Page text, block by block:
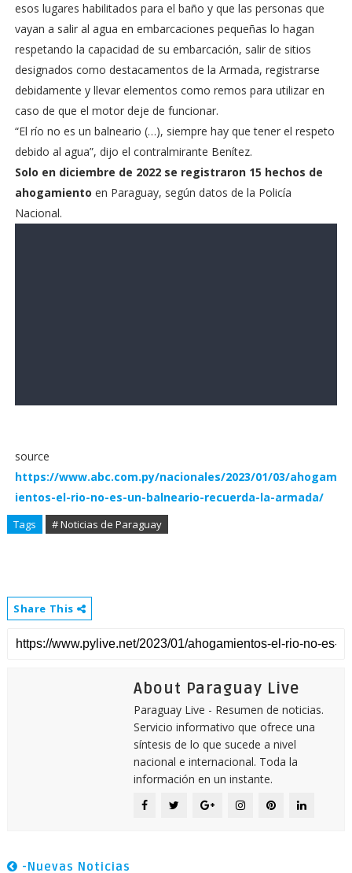
esos lugares habilitados para el baño y que las personas que
vayan a salir al agua en embarcaciones pequeñas lo hagan
respetando la capacidad de su embarcación, salir de sitios
designados como destacamentos de la Armada, registrarse
debidamente y llevar elementos como remos para utilizar en
caso de que el motor deje de funcionar.
“El río no es un balneario (…), siempre hay que tener el respeto
debido al agua”, dijo el contralmirante Benítez.
Solo en diciembre de 2022 se registraron 15 hechos de
ahogamiento en Paraguay, según datos de la Policía
Nacional.
source
https://www.abc.com.py/nacionales/2023/01/03/ahogam
ientos-el-rio-no-es-un-balneario-recuerda-la-armada/
Tags # Noticias de Paraguay
Share This
About Paraguay Live
Paraguay Live - Resumen de noticias.
Servicio informativo que ofrece una
síntesis de lo que sucede a nivel
nacional e internacional. Toda la
información en un instante.
-Nuevas Noticias